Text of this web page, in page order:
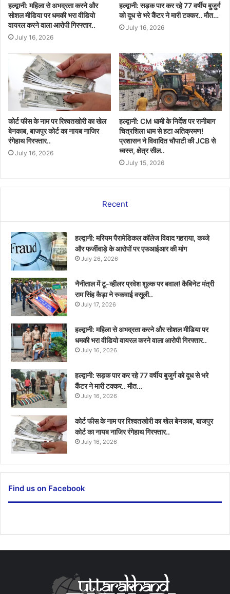
हल्द्वानी: महिला से अभद्रता करने और
सोशल मीडिया पर धमकी भरा वीडियो
वायरल करने वाला आरोपी गिरफ्तार..
July 16, 2026
हल्द्वानी: सड़क पार कर रहे 77 वर्षीय बुजुर्ग
को दूध से भरे कैंटर ने मारी टक्कर.. मौत…
July 16, 2026
कोर्ट फीस के नाम पर रिश्वतखोरी का खेल
बेनकाब, बाजपुर कोर्ट का नायब नाजिर
रंगेहाथ गिरफ्तार..
July 16, 2026
हल्द्वानी: CM धामी के निर्देश पर रानीबाग
चित्रशिला धाम से हटा अतिक्रमण!
प्रशासन ने विवादित चौपाटी की JCB से
ध्वस्त, क्षेत्र सील..
July 15, 2026
Recent
हल्द्वानी: मरियम पैरामेडिकल कॉलेज विवाद गहराया, कब्जे
और फर्जीवाड़े के आरोपों पर एफआईआर की मांग
July 26, 2026
नैनीताल में टू-व्हीलर प्रवेश शुल्क पर बवाल! कैबिनेट मंत्री
राम सिंह कैड़ा ने रुकवाई वसूली..
July 17, 2026
हल्द्वानी: महिला से अभद्रता करने और सोशल मीडिया पर
धमकी भरा वीडियो वायरल करने वाला आरोपी गिरफ्तार..
July 16, 2026
हल्द्वानी: सड़क पार कर रहे 77 वर्षीय बुजुर्ग को दूध से भरे
कैंटर ने मारी टक्कर.. मौत…
July 16, 2026
कोर्ट फीस के नाम पर रिश्वतखोरी का खेल बेनकाब, बाजपुर
कोर्ट का नायब नाजिर रंगेहाथ गिरफ्तार..
July 16, 2026
Find us on Facebook